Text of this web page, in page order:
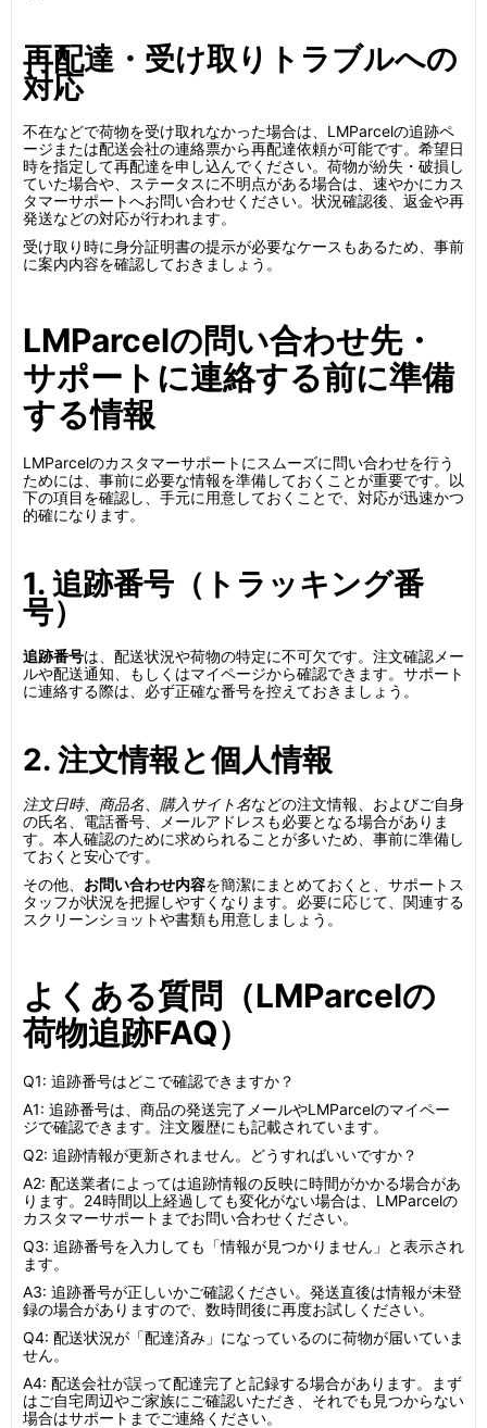
再配達・受け取りトラブルへの
対応
不在などで荷物を受け取れなかった場合は、LMParcelの追跡ペ
ージまたは配送会社の連絡票から再配達依頼が可能です。希望日
時を指定して再配達を申し込んでください。荷物が紛失・破損し
ていた場合や、ステータスに不明点がある場合は、速やかにカス
タマーサポートへお問い合わせください。状況確認後、返金や再
発送などの対応が行われます。
受け取り時に身分証明書の提示が必要なケースもあるため、事前
に案内内容を確認しておきましょう。
LMParcelの問い合わせ先・
サポートに連絡する前に準備
する情報
LMParcelのカスタマーサポートにスムーズに問い合わせを行う
ためには、事前に必要な情報を準備しておくことが重要です。以
下の項目を確認し、手元に用意しておくことで、対応が迅速かつ
的確になります。
1. 追跡番号（トラッキング番
号）
追跡番号は、配送状況や荷物の特定に不可欠です。注文確認メー
ルや配送通知、もしくはマイページから確認できます。サポート
に連絡する際は、必ず正確な番号を控えておきましょう。
2. 注文情報と個人情報
注文日時、商品名、購入サイト名などの注文情報、およびご自身
の氏名、電話番号、メールアドレスも必要となる場合がありま
す。本人確認のために求められることが多いため、事前に準備し
ておくと安心です。
その他、 お問い合わせ内容を簡潔にまとめておくと、サポートス
タッフが状況を把握しやすくなります。必要に応じて、関連する
スクリーンショットや書類も用意しましょう。
よくある質問（LMParcelの
荷物追跡FAQ）
Q1: 追跡番号はどこで確認できますか？
A1: 追跡番号は、商品の発送完了メールやLMParcelのマイペー
ジで確認できます。注文履歴にも記載されています。
Q2: 追跡情報が更新されません。どうすればいいですか？
A2: 配送業者によっては追跡情報の反映に時間がかかる場合があ
ります。24時間以上経過しても変化がない場合は、LMParcelの
カスタマーサポートまでお問い合わせください。
Q3: 追跡番号を入力しても「情報が見つかりません」と表示され
ます。
A3: 追跡番号が正しいかご確認ください。発送直後は情報が未登
録の場合がありますので、数時間後に再度お試しください。
Q4: 配送状況が「配達済み」になっているのに荷物が届いていま
せん。
A4: 配送会社が誤って配達完了と記録する場合があります。まず
はご自宅周辺やご家族にご確認いただき、それでも見つからない
場合はサポートまでご連絡ください。